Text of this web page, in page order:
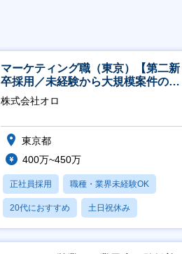
マーケティング職（東京）【第二新
卒採用／未経験から大規模案件のマ
ーケティングが経験できる／研修充
実】
株式会社オロ
東京都
400万~450万
正社員採用 職種・業界未経験OK
20代におすすめ 土日祝休み
休日120日以上